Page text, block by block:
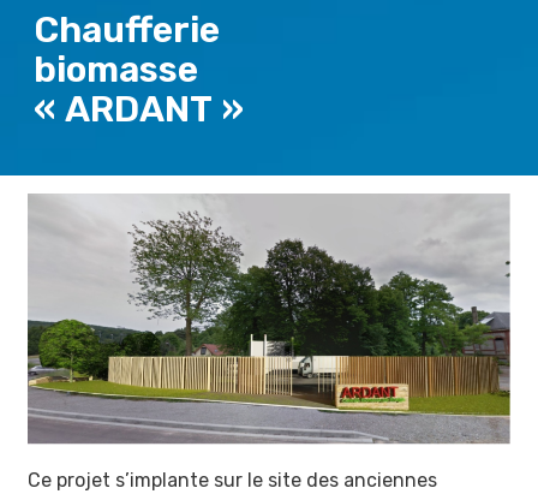
Chaufferie
biomasse
« ARDANT »
Ce projet s’implante sur le site des anciennes